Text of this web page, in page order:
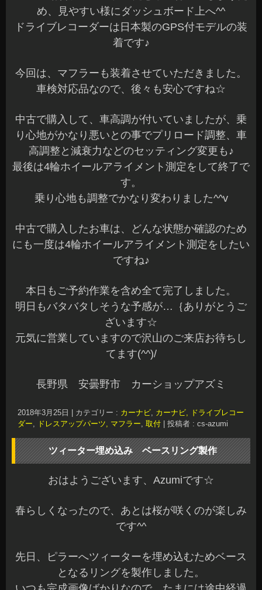
め、見やすい様にダッシュボード上へ^^
ドライブレコーダーは日本製のGPS付モデルの装
着です♪
今回は、マフラーも装着させていただきました。
車検対応品なので、後々も安心ですね☆
中古で購入して、車高調が付いていましたが、乗
り心地がかなり悪いとの事でプリロード調整、車
高調整と減衰力などのセッティング変更も♪
最後は4輪ホイールアライメント測定をして終了で
す。
乗り心地も調整でかなり変わりました^^v
中古で購入したお車は、どんな状態か確認のため
にも一度は4輪ホイールアライメント測定をしたい
ですね♪
本日もご予約作業を含め全て完了しました。
明日もバタバタしそうな予感が…｛ありがとうご
ざいます☆
元気に営業していますので沢山のご来店お待ちし
てます(^^)/
長野県 安曇野市 カーショップアズミ
2018年3月25日 カテゴリー : カーナビ, カーナビ, ドライブレコー
ダー, ドレスアップパーツ, マフラー, 取付 投稿者 : cs-azumi
ツィーター埋め込み ベースリング製作
おはようございます、Azumiです☆
春らしくなったので、あとは桜が咲くのが楽しみ
です^^
先日、ピラーへツィーターを埋め込むためベース
となるリングを製作しました。